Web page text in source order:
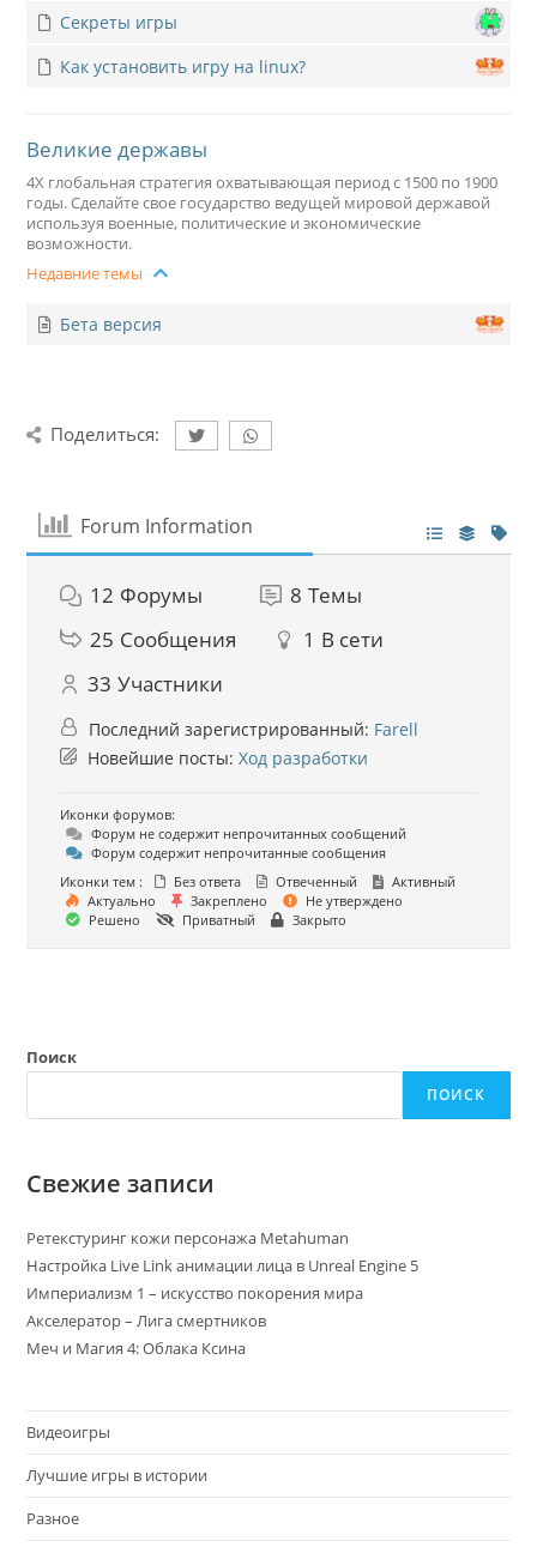
Секреты игры
Как установить игру на linux?
Великие державы
4X глобальная стратегия охватывающая период с 1500 по 1900
годы. Сделайте свое государство ведущей мировой державой
используя военные, политические и экономические
возможности.
Недавние темы
Бета версия
Поделиться:
Forum Information
12 Форумы 8 Темы
25 Сообщения 1 В сети
33 Участники
Последний зарегистрированный: Farell
Новейшие посты:Ход разработки
Иконки форумов:
Форум не содержит непрочитанных сообщений
Форум содержит непрочитанные сообщения
Иконки тем :
Без ответа Отвеченный
Активный
Актуально
Закреплено
Не утверждено
Решено
Приватный Закрыто
Поиск
ПОИСК
Свежие записи
Ретекстуринг кожи персонажа Metahuman
Настройка Live Link анимации лица в Unreal Engine 5
Империализм 1 – искусство покорения мира
Акселератор – Лига смертников
Меч и Магия 4: Облака Ксина
Видеоигры
Лучшие игры в истории
Разное